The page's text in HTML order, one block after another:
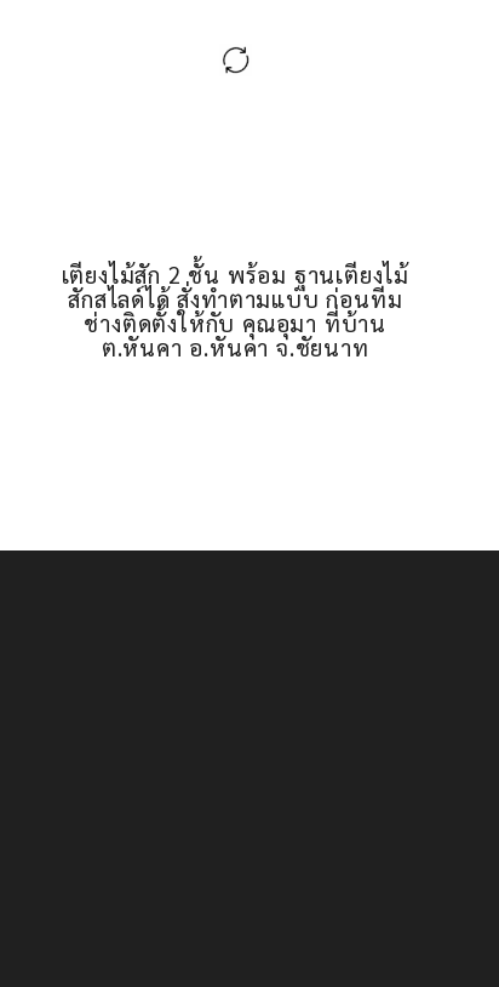
เตียงไม้สัก 2 ชั้น พร้อม ฐานเตียงไม้
สักสไลด์ได้ สั่งทำตามแบบ ก่อนทีม
ช่างติดตั้งให้กับ คุณอุมา ที่บ้าน
ต.หันคา อ.หันคา จ.ชัยนาท